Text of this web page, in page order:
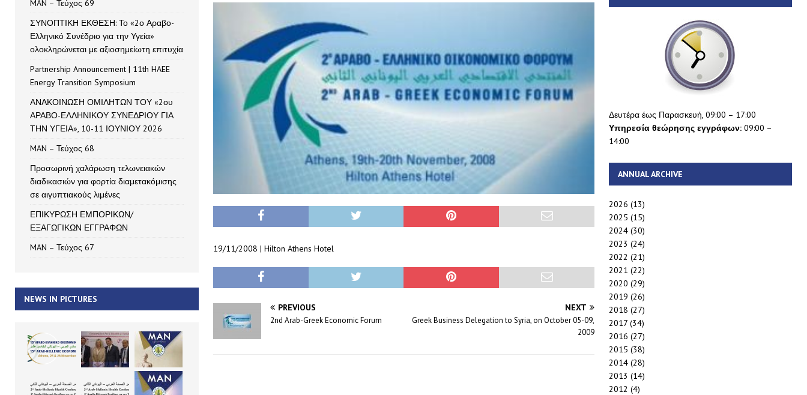
19/11/2008 | Hilton Athens Hotel
PREVIOUS
2nd Arab-Greek Economic Forum
NEXT
Greek Business Delegation to Syria, on October 05-09,
2009
MAN – Τεύχος 69
ΣΥΝΟΠΤΙΚΗ ΕΚΘΕΣΗ: Το «2ο Αραβο-
Ελληνικό Συνέδριο για την Υγεία»
ολοκληρώνεται με αξιοσημείωτη επιτυχία
Partnership Announcement | 11th HAEE
Energy Transition Symposium
ΑΝΑΚΟΙΝΩΣΗ ΟΜΙΛΗΤΩΝ ΤΟΥ «2ου
ΑΡΑΒΟ-ΕΛΛΗΝΙΚΟΥ ΣΥΝΕΔΡΙΟΥ ΓΙΑ
ΤΗΝ ΥΓΕΙΑ», 10-11 ΙΟΥΝΙΟΥ 2026
MAN – Τεύχος 68
Προσωρινή χαλάρωση τελωνειακών
διαδικασιών για φορτία διαμετακόμισης
σε αιγυπτιακούς λιμένες
ΕΠΙΚΥΡΩΣΗ ΕΜΠΟΡΙΚΩΝ/
ΕΞΑΓΩΓΙΚΩΝ ΕΓΓΡΑΦΩΝ
MAN – Τεύχος 67
NEWS IN PICTURES
Δευτέρα έως Παρασκευή, 09:00 – 17:00
Υπηρεσία θεώρησης εγγράφων:09:00 –
14:00
ANNUAL ARCHIVE
2026 (13)
2025 (15)
2024(30)
2023 (24)
2022 (21)
2021 (22)
2020 (29)
2019 (26)
2018 (27)
2017(34)
2016 (27)
2015 (38)
2014(28)
2013 (14)
2012 (4)